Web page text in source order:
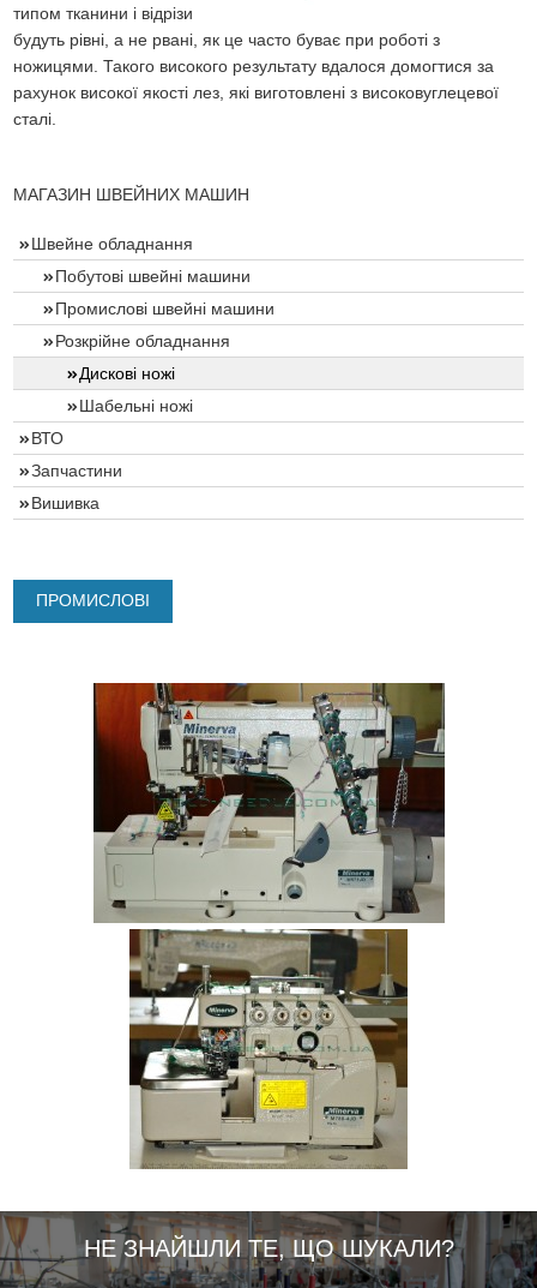
типом тканини і відрізи
будуть рівні, а не рвані, як це часто буває при роботі з
ножицями. Такого високого результату вдалося домогтися за
рахунок високої якості лез, які виготовлені з високовуглецевої
сталі.
МАГАЗИН ШВЕЙНИХ МАШИН
Швейне обладнання
Побутові швейні машини
Промислові швейні машини
Розкрійне обладнання
Дискові ножі
Шабельні ножі
ВТО
Запчастини
Вишивка
ПРОМИСЛОВІ
НЕ ЗНАЙШЛИ ТЕ, ЩО ШУКАЛИ?